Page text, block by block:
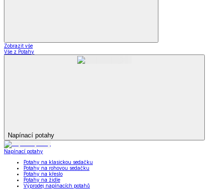
Zobrazit vše
Vše z Potahy
Napínací potahy
Napínací potahy
Potahy na klasickou sedačku
Potahy na rohovou sedačku
Potahy na křeslo
Potahy na židle
Výprodej napínacích potahů